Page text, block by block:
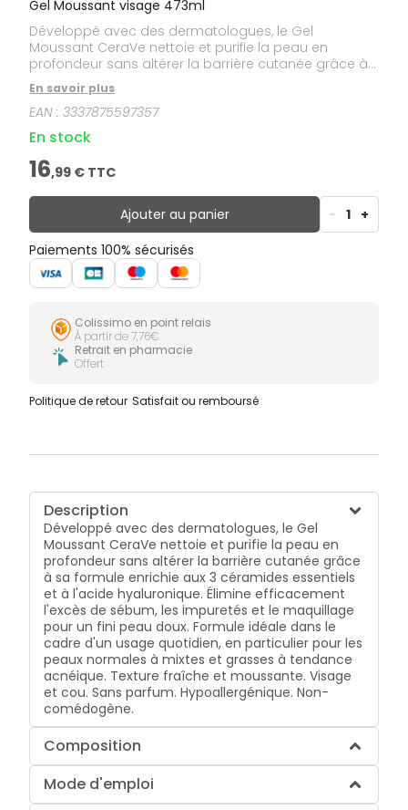
Gel Moussant visage 473ml
Développé avec des dermatologues, le Gel
Moussant CeraVe nettoie et purifie la peau en
profondeur sans altérer la barrière cutanée grâce à
sa formule enrichie aux 3 céramides essentiels et à
l'acide hyaluronique. Élimine efficacement l'excès de
sébum, les impuretés et le maquillage pour un fini
peau doux. Formule idéale dans le cadre d'un usage
quotidien, en particulier pour les peaux normales à
mixtes et grasses à tendance acnéique. Texture
fraîche et moussante. Visage et cou. Sans parfum.
Hypoallergénique. Non-comédogène.
En savoir plus
EAN :3337875597357
En stock
16,99 € TTC
Ajouter au panier - 1 +
Paiements 100% sécurisés
Colissimo en point relais
À partir de 7,76€
Retrait en pharmacie
Offert
Politique de retour Satisfait ou remboursé
Description
Développé avec des dermatologues, le Gel
Moussant CeraVe nettoie et purifie la peau en
profondeur sans altérer la barrière cutanée grâce
à sa formule enrichie aux 3 céramides essentiels
et à l'acide hyaluronique. Élimine efficacement
l'excès de sébum, les impuretés et le maquillage
pour un fini peau doux. Formule idéale dans le
cadre d'un usage quotidien, en particulier pour les
peaux normales à mixtes et grasses à tendance
acnéique. Texture fraîche et moussante. Visage
et cou. Sans parfum. Hypoallergénique. Non-
comédogène.
Composition
Mode d'emploi